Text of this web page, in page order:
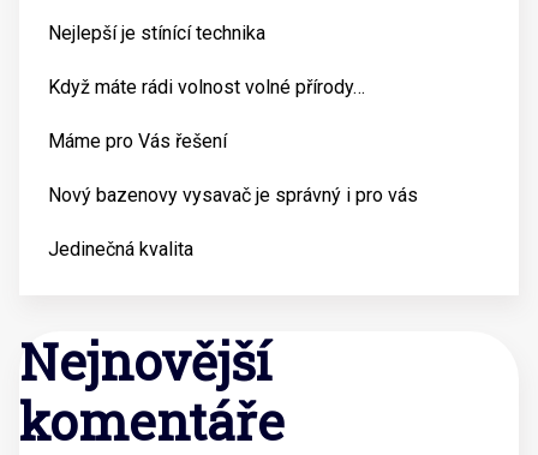
Nejlepší je stínící technika
Když máte rádi volnost volné přírody…
Máme pro Vás řešení
Nový bazenovy vysavač je správný i pro vás
Jedinečná kvalita
Nejnovější
komentáře